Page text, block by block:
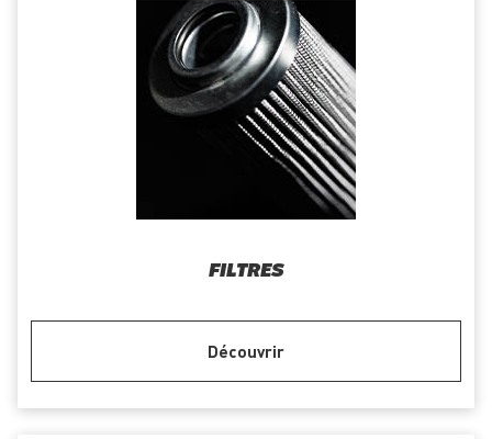
FILTRES
Découvrir